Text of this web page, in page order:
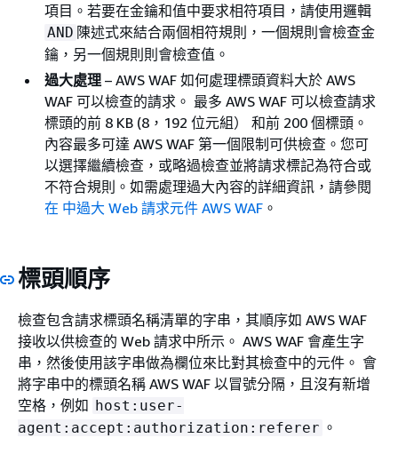
項目。若要在金鑰和值中要求相符項目，請使用邏輯
AND 陳述式來結合兩個相符規則，一個規則會檢查金
鑰，另一個規則則會檢查值。
過大處理 – AWS WAF 如何處理標頭資料大於 AWS
WAF 可以檢查的請求。 最多 AWS WAF 可以檢查請求
標頭的前 8 KB (8，192 位元組） 和前 200 個標頭。
內容最多可達 AWS WAF 第一個限制可供檢查。您可
以選擇繼續檢查，或略過檢查並將請求標記為符合或
不符合規則。如需處理過大內容的詳細資訊，請參閱
在 中過大 Web 請求元件 AWS WAF 。
標頭順序
檢查包含請求標頭名稱清單的字串，其順序如 AWS WAF
接收以供檢查的 Web 請求中所示。 AWS WAF 會產生字
串，然後使用該字串做為欄位來比對其檢查中的元件。 會
將字串中的標頭名稱 AWS WAF 以冒號分隔，且沒有新增
空格，例如 host:user-
agent:accept:authorization:referer 。